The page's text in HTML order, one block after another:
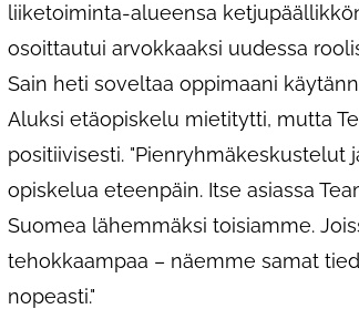
liiketoiminta-alueensa
osoittautui arvokkaaksi uudessa
Sain heti soveltaa oppimaani
Aluksi etäopiskelu mietitytti, mutta
positiivisesti. "Pienryhmäkeskustelut
opiskelua eteenpäin. Itse asiassa
Suomea lähemmäksi toisiamme.
tehokkaampaa – näemme samat
nopeasti."